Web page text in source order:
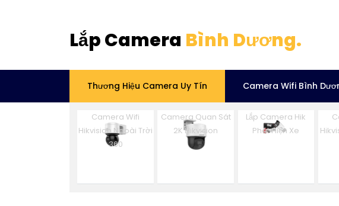
Lắp Camera Bình Dương.
Thương Hiệu Camera Uy Tín Camera Wifi Bình
Camera Wifi
Hikvision Ngoài Trời
360
Camera Quan Sát
2K Hikvision
Lắp Camera Hik
Phát Hiện Xe